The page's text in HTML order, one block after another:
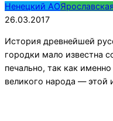
Ненецкий АО
26.03.2017
История древнейшей
городки мало известна
печально, так как
великого народа — этой